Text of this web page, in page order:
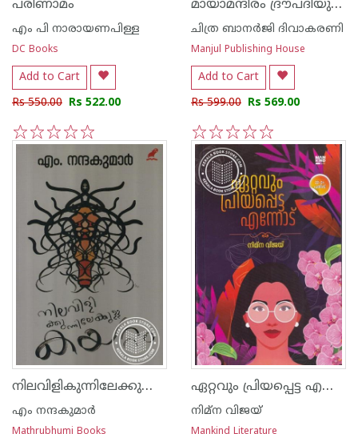
പരിണാമം
എം പി നാരായണപിള്ള
DC Books
Add to Cart
Rs 550.00 Rs 522.00
5
4
3
2
1
മായാമന്ദിരം ദ്രൗപദിയുടെ മഹാഭാരതം
ചിത്ര ബാനര്‍ജി ദിവാകരണി
Manjul Publishing House
Add to Cart
Rs 599.00 Rs 569.00
5
4
3
2
1
നിലവിളികുന്നിലേക്കുള്ള കയറ്റം
എം നന്ദകുമാര്‍
ഏറ്റവും പ്രിയപ്പെട്ട എന്നോട്
നിമ്ന വിജയ്